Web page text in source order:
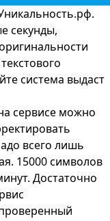
секунды,
система выдаст
сервисе можно
всего лишь
15000 символов
Достаточно